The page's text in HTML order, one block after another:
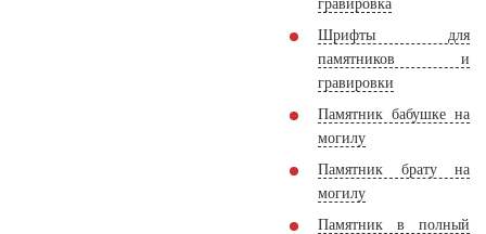
гравировка
Шрифты для
памятников и
гравировки
Памятник бабушке на
могилу
Памятник брату на
могилу
Памятник в полный